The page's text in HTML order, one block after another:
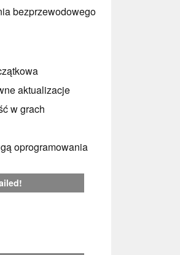
bezprzewodowego
aktualizacje
w grach
oprogramowania